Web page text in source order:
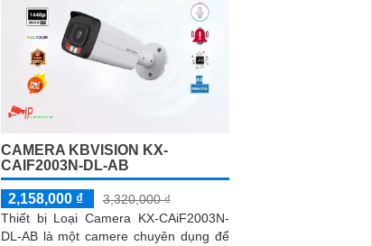
CAMERA KBVISION KX-
CAIF2003N-DL-AB
2,158,000 ₫
3,320,000 ₫
Thiết bị Loại Camera KX-CAiF2003N-
DL-AB là một camere chuyên dụng để